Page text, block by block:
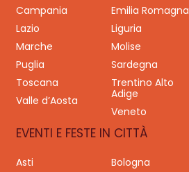
Campania
Emilia Romagna
Lazio
Liguria
Marche
Molise
Puglia
Sardegna
Toscana
Trentino Alto
Adige
Valle d’Aosta
Veneto
EVENTI E FESTE IN CITTÀ
Asti Bologna